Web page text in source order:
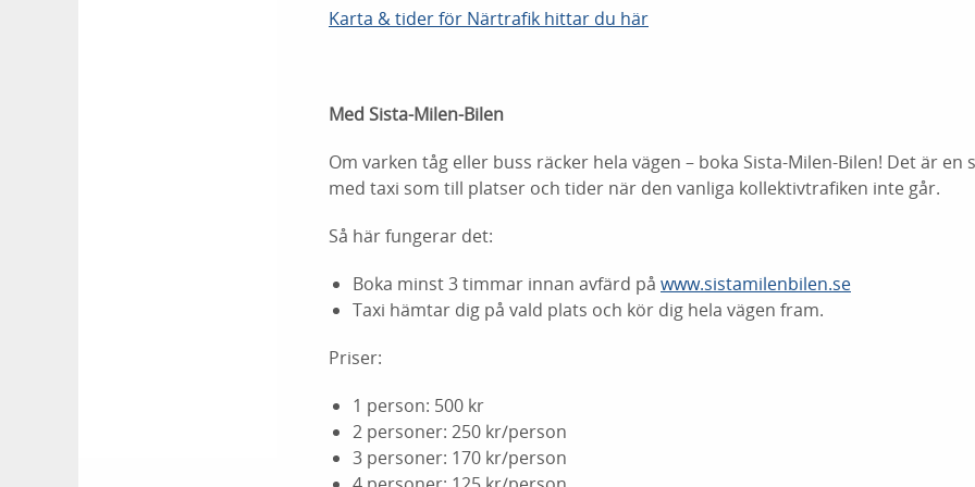
Karta & tider för Närtrafik hittar du här
Med Sista-Milen-Bilen
Om varken tåg eller buss räcker hela vägen – boka Sista-Milen-Bilen! Det är en
med taxi som till platser och tider när den vanliga kollektivtrafiken inte går.
Så här fungerar det:
Boka minst 3 timmar innan avfärd på www.sistamilenbilen.se
Taxi hämtar dig på vald plats och kör dig hela vägen fram.
Priser:
1 person: 500 kr
2 personer: 250 kr/person
3 personer: 170 kr/person